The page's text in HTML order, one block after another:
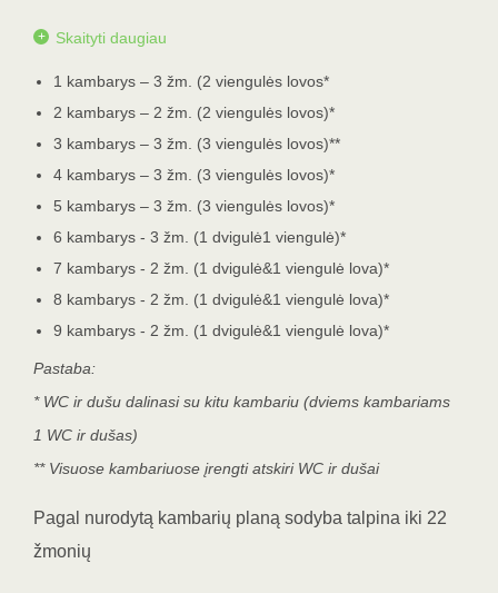
Skaityti daugiau
1 kambarys – 3 žm. (2 viengulės lovos*
2 kambarys – 2 žm. (2 viengulės lovos)*
3 kambarys – 3 žm. (3 viengulės lovos)**
4 kambarys – 3 žm. (3 viengulės lovos)*
5 kambarys – 3 žm. (3 viengulės lovos)*
6 kambarys - 3 žm. (1 dvigulė1 viengulė)*
7 kambarys - 2 žm. (1 dvigulė&1 viengulė lova)*
8 kambarys - 2 žm. (1 dvigulė&1 viengulė lova)*
9 kambarys - 2 žm. (1 dvigulė&1 viengulė lova)*
Pastaba:
* WC ir dušu dalinasi su kitu kambariu (dviems kambariams
1 WC ir dušas)
** Visuose kambariuose įrengti atskiri WC ir dušai
Pagal nurodytą kambarių planą sodyba talpina iki 22
žmonių